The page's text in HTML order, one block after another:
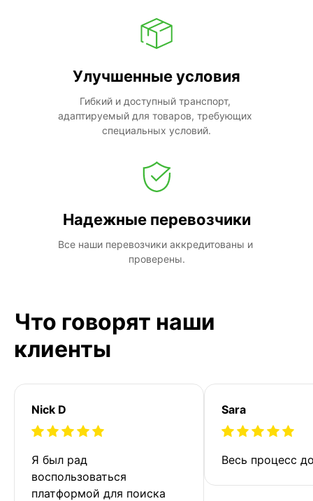
Улучшенные условия
Гибкий и доступный транспорт,
адаптируемый для товаров, требующих
специальных условий.
Надежные перевозчики
Все наши перевозчики аккредитованы и
проверены.
Что говорят наши
клиенты
Nick D
Я был рад
воспользоваться
платформой для поиска
Sara
Весь процесс